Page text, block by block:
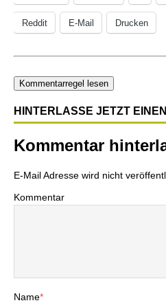
Reddit E-Mail Drucken
Kommentarregel lesen
HINTERLASSE JETZT
Kommentar
E-Mail Adresse wird nicht
Kommentar
Name*